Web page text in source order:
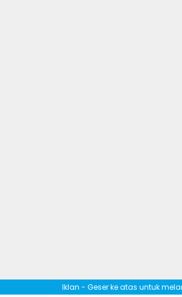
Iklan - Geser ke atas untuk